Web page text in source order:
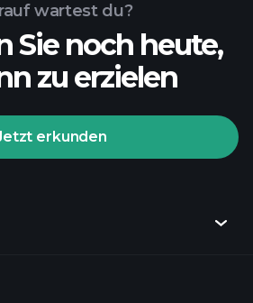
wartest du?
Sie noch heute,
zu erzielen
erkunden